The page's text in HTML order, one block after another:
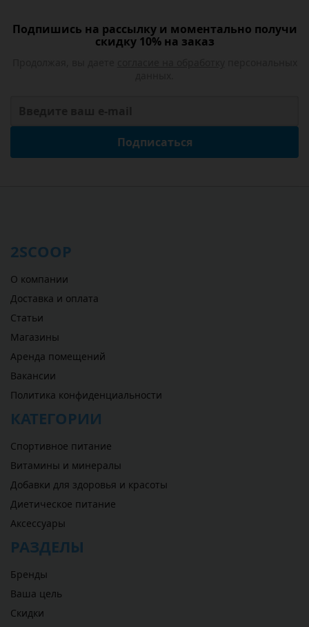
Подпишись на рассылку и моментально получи
скидку 10% на заказ
Подписаться
2SCOOP
О компании
Доставка и оплата
Статьи
Магазины
Аренда помещений
Вакансии
Политика конфиденциальности
КАТЕГОРИИ
Спортивное питание
Витамины и минералы
Добавки для здоровья и красоты
Диетическое питание
Аксессуары
РАЗДЕЛЫ
Бренды
Ваша цель
Скидки